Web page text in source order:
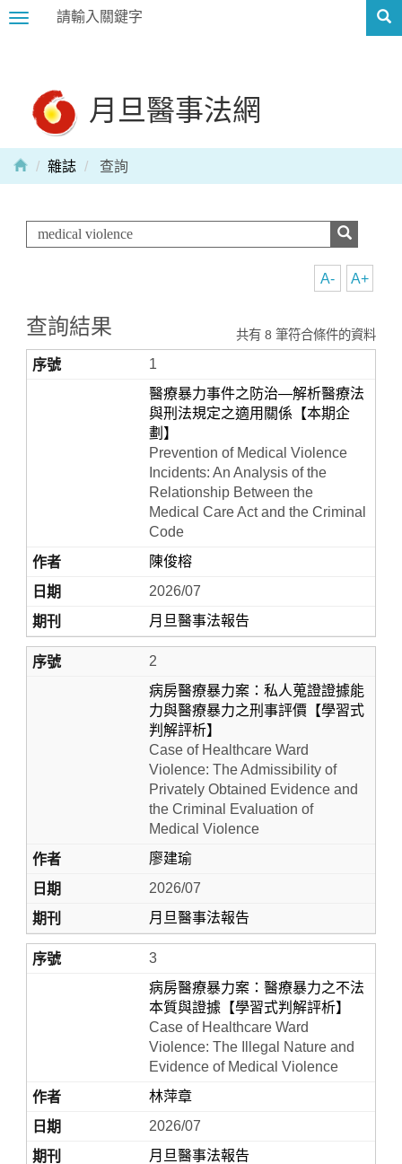
Toggle
月旦醫事法網
雜誌 查詢
A+
A-
查詢結果 共有 8 筆符合條件的資料
1
醫療暴力事件之防治—解析醫療法
與刑法規定之適用關係【本期企
劃】
Prevention of Medical Violence
Incidents: An Analysis of the
Relationship Between the
Medical Care Act and the Criminal
Code
陳俊榕
2026/07
月旦醫事法報告
2
病房醫療暴力案：私人蒐證證據能
力與醫療暴力之刑事評價【學習式
判解評析】
Case of Healthcare Ward
Violence: The Admissibility of
Privately Obtained Evidence and
the Criminal Evaluation of
Medical Violence
廖建瑜
2026/07
月旦醫事法報告
3
病房醫療暴力案：醫療暴力之不法
本質與證據【學習式判解評析】
Case of Healthcare Ward
Violence: The Illegal Nature and
Evidence of Medical Violence
林萍章
2026/07
月旦醫事法報告